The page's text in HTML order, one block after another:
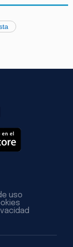
uso